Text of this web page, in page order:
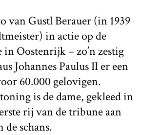
van Gustl Berauer (in 1939
in actie op de
in Oostenrijk – zo’n zestig
Johannes Paulus II er een
60.000 gelovigen.
is de dame, gekleed in
rij van de tribune aan
schans.